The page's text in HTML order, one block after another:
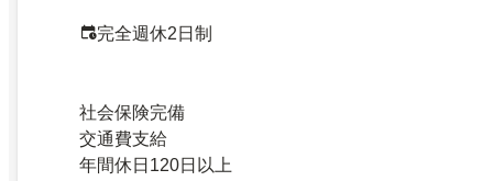
完全週休2日制
社会保険完備
交通費支給
年間休日120日以上